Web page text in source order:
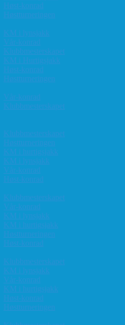
Høst-konrad
Høstturneringen
KM i lynsjakk
Vår-konrad
Klubbmesterskapet
KM i Hurtigsjakk
Høst-konrad
Høstturneringen
Vår-konrad
Klubbmesterskapet
Klubbmesterskapet
Høstturneringen
KM i hurtigsjakk
KM i lynsjakk
Vår-konrad
Høst-konrad
Klubbmesterskapet
Vår-konrad
KM i lynsjakk
KM i hurtigsjakk
Høstturneringen
Høst-konrad
Klubbmesterskapet
KM i lynsjakk
Vår-konrad
KM i hurtigsjakk
Høst-konrad
Høstturneringen